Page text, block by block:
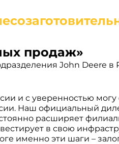
продаж»
John Deere в
и с уверенностью могу
Наш официальный
расширяет
в свою
именно эти шаги –